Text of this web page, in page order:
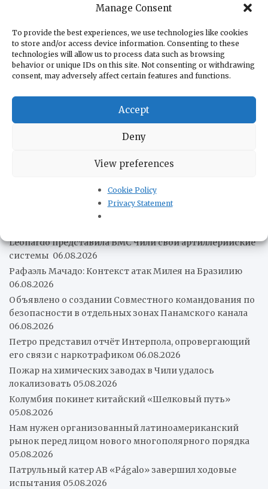
Manage Consent
To provide the best experiences, we use technologies like cookies
to store and/or access device information. Consenting to these
technologies will allow us to process data such as browsing
behavior or unique IDs on this site. Not consenting or withdrawing
consent, may adversely affect certain features and functions.
Accept
Deny
View preferences
Cookie Policy
Privacy Statement
Томислав Николич Украина и Сербия
Черногория авиация Сербии акции протеста
армия Сербии война в Югославии выборы в
Сербии жизнь в Сербии история Сербии
коронавирус
политика Сербии
происшествия
сербская экономика
ситуация в Косово туризм в Сербии
Новости наших друзей
Leonardo представила ВМС Чили свои артиллерийские
системы 06.08.2026
Рафаэль Мачадо: Контекст атак Милея на Бразилию
06.08.2026
Объявлено о создании Совместного командования по
безопасности в отдельных зонах Панамского канала
06.08.2026
Петро представил отчёт Интерпола, опровергающий
его связи с наркотрафиком 06.08.2026
Пожар на химических заводах в Чили удалось
локализовать 05.08.2026
Колумбия покинет китайский «Шелковый путь»
05.08.2026
Нам нужен организованный латиноамериканский
рынок перед лицом нового многополярного порядка
05.08.2026
Патрульный катер AB «Págalo» завершил ходовые
испытания 05.08.2026